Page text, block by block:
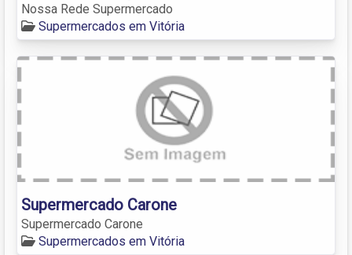
Nossa Rede Supermercado
Supermercados em Vitória
Supermercado Carone
Supermercado Carone
Supermercados em Vitória